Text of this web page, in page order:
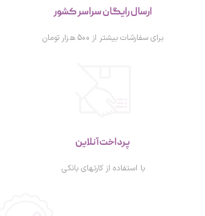
ارسال رایگان سراسر کشور
برای سفارشات بیشتر از 500 هزار تومان
پرداخت آنلاین
با استفاده از کارتهای بانکی